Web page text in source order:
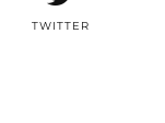
TWITTER